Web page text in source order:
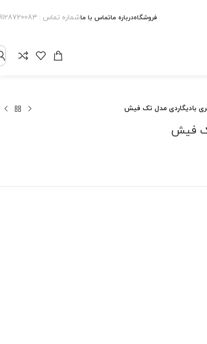
فروشگاهدرباره ماتماس با ماشماره تماس : 09128720083
بادیگاردی مدل تک فیش
فیش